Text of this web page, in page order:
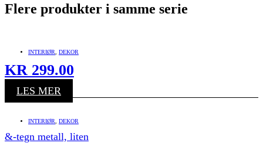
Flere produkter i samme serie
INTERIØR DEKOR
KR 299.00
LES MER
INTERIØR DEKOR
&-tegn metall, liten